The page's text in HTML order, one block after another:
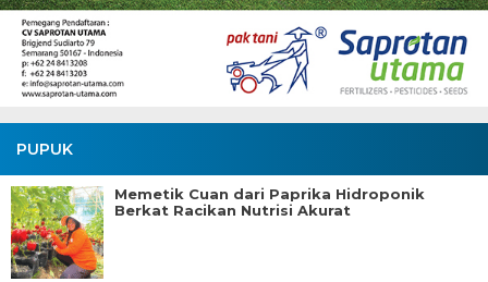
PUPUK
Memetik Cuan dari Paprika Hidroponik
Berkat Racikan Nutrisi Akurat